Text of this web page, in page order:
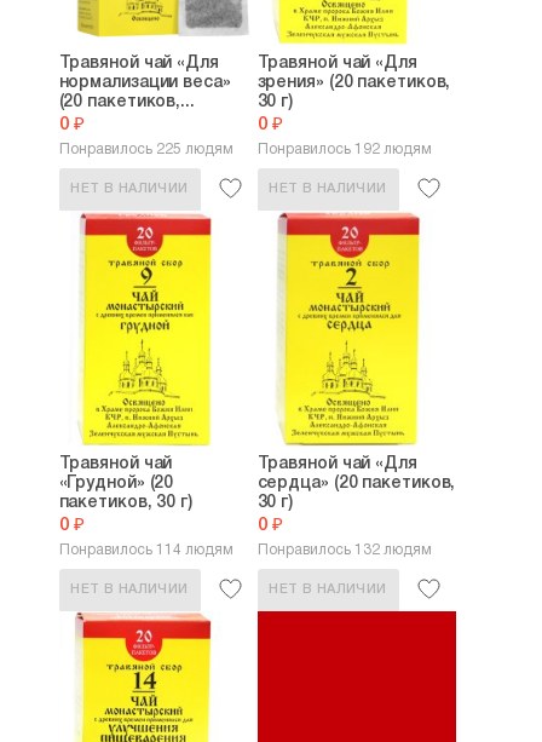
Травяной чай «Для
нормализации веса»
(20 пакетиков,...
0 ₽
Понравилось 225 людям
НЕТ В НАЛИЧИИ
Травяной чай «Для
зрения» (20 пакетиков,
30 г)
0 ₽
Понравилось 192 людям
НЕТ В НАЛИЧИИ
Травяной чай
«Грудной» (20
пакетиков, 30 г)
0 ₽
Понравилось 114 людям
НЕТ В НАЛИЧИИ
Травяной чай «Для
сердца» (20 пакетиков,
30 г)
0 ₽
Понравилось 132 людям
НЕТ В НАЛИЧИИ